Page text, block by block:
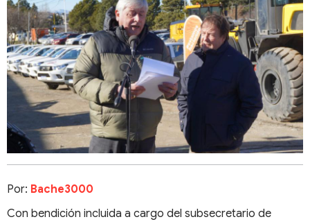
Por: Bache3000
Con bendición incluida a cargo del subsecretario de